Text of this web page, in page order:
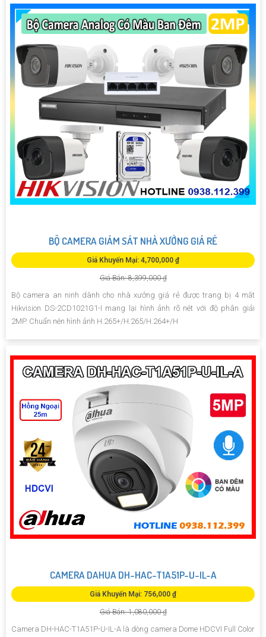
BỘ CAMERA GIÁM SÁT NHÀ XƯỞNG GIÁ RẺ
Giá Khuyến Mại: 4,700,000 ₫
Giá Bán: 8,399,000 ₫
Bộ camera an ninh dành cho nhà xưởng giá rẻ được trang bị 4 mắt
Hikvision DS-2CD1021G1-I mang lại hình ảnh rõ nét với độ phân giải
2MP. Chuẩn nén hình ảnh H.265+/H.265/H.264+/H
CAMERA DAHUA DH-HAC-T1A51P-U-IL-A
Giá Khuyến Mại: 756,000 ₫
Giá Bán: 1,080,000 ₫
Camera DH-HAC-T1A51P-U-IL-A là dòng camera Dome HDCVI Full Color